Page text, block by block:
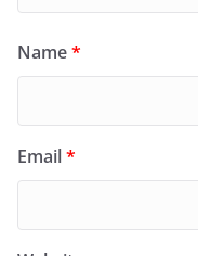
Name*
Email*